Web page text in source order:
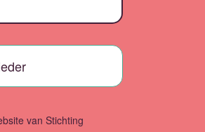
van Stichting